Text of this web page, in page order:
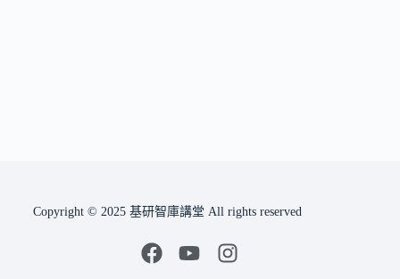
Copyright © 2025 基研智庫講堂 All rights reserved